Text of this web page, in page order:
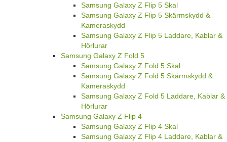
Samsung Galaxy Z Flip 5 Skal
Samsung Galaxy Z Flip 5 Skärmskydd &
Kameraskydd
Samsung Galaxy Z Flip 5 Laddare, Kablar &
Hörlurar
Samsung Galaxy Z Fold 5
Samsung Galaxy Z Fold 5 Skal
Samsung Galaxy Z Fold 5 Skärmskydd &
Kameraskydd
Samsung Galaxy Z Fold 5 Laddare, Kablar &
Hörlurar
Samsung Galaxy Z Flip 4
Samsung Galaxy Z Flip 4 Skal
Samsung Galaxy Z Flip 4 Laddare, Kablar &